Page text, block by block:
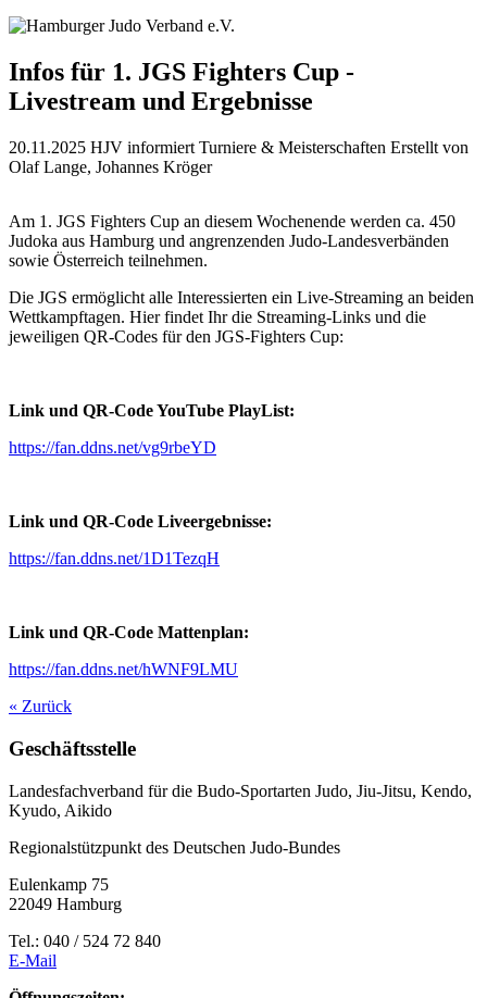
Infos für 1. JGS Fighters Cup -
Livestream und Ergebnisse
20.11.2025 HJV informiert Turniere & Meisterschaften Erstellt von
Olaf Lange, Johannes Kröger
Am 1. JGS Fighters Cup an diesem Wochenende werden ca. 450
Judoka aus Hamburg und angrenzenden Judo-Landesverbänden
sowie Österreich teilnehmen.
Die JGS ermöglicht alle Interessierten ein Live-Streaming an beiden
Wettkampftagen. Hier findet Ihr die Streaming-Links und die
jeweiligen QR-Codes für den JGS-Fighters Cup:
Link und QR-Code YouTube PlayList:
https://fan.ddns.net/vg9rbeYD
Link und QR-Code Liveergebnisse:
https://fan.ddns.net/1D1TezqH
Link und QR-Code Mattenplan:
https://fan.ddns.net/hWNF9LMU
« Zurück
Geschäftsstelle
Landesfachverband für die Budo-Sportarten Judo, Jiu-Jitsu, Kendo,
Kyudo, Aikido
Regionalstützpunkt des Deutschen Judo-Bundes
Eulenkamp 75
22049 Hamburg
Tel.: 040 / 524 72 840
E-Mail